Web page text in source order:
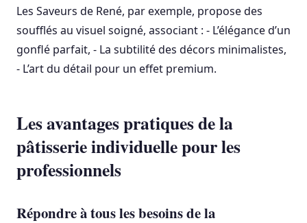
Les Saveurs de René, par exemple, propose des
soufflés au visuel soigné, associant : - L’élégance d’un
gonflé parfait, - La subtilité des décors minimalistes,
- L’art du détail pour un effet premium.
Les avantages pratiques de la
pâtisserie individuelle pour les
professionnels
Répondre à tous les besoins de la